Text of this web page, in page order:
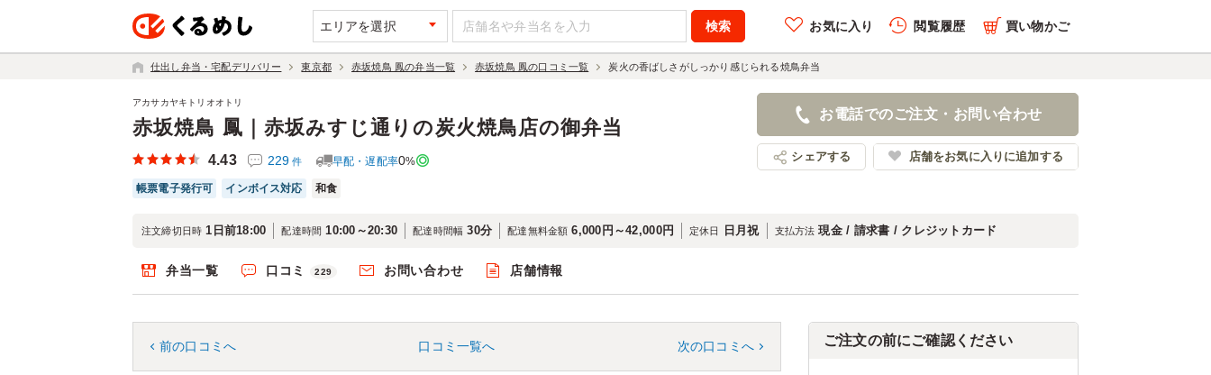
エリアを選択 お気に入り 閲覧履歴 買い物かご
仕出し弁当・宅配デリバリー 東京都 赤坂焼鳥 鳳の弁当一覧 赤坂焼鳥 鳳の口コミ一覧 炭火の香ばしさがしっかり感じられる焼鳥弁当
赤坂焼鳥 鳳｜赤坂みすじ通りの炭火焼鳥店の御弁当
アカサカヤキトリオオトリ
4.43 229 件 早配・遅配率0%
帳票電子発行可 インボイス対応 和食
お電話でのご注文・お問い合わせ
シェアする 店舗をお気に入りに追加する
注文締切日時 1日前18:00 配達時間 10:00～20:30 配達時間幅 30分 配達無料金額 6,000円～42,000円 定休日 日月祝 支払方法 現金 / 請求書 / クレジットカード
弁当一覧 口コミ 229 お問い合わせ 店舗情報
前の口コミへ 口コミ一覧へ 次の口コミへ ご注文の前にご確認ください